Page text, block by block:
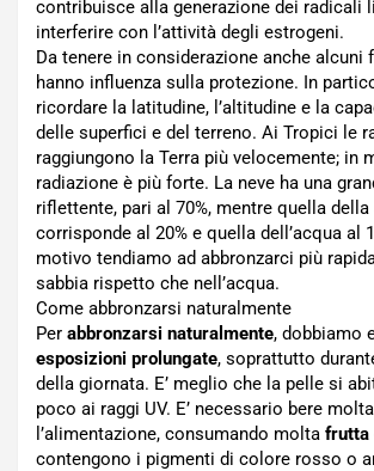
contribuisce alla generazione dei radicali
interferire con l’attività degli estrogeni.
Da tenere in considerazione anche alcuni
hanno influenza sulla protezione. In
ricordare la latitudine, l’altitudine e la
delle superfici e del terreno. Ai Tropici le
raggiungono la Terra più velocemente; in
radiazione è più forte. La neve ha una
riflettente, pari al 70%, mentre quella della
corrisponde al 20% e quella dell’acqua al
motivo tendiamo ad abbronzarci più
sabbia rispetto che nell’acqua.
Come abbronzarsi naturalmente
Per abbronzarsi naturalmente, dobbiamo
esposizioni prolungate, soprattutto
della giornata. E’ meglio che la pelle si
poco ai raggi UV. E’ necessario bere
l’alimentazione, consumando molta frutta
contengono i pigmenti di colore rosso o